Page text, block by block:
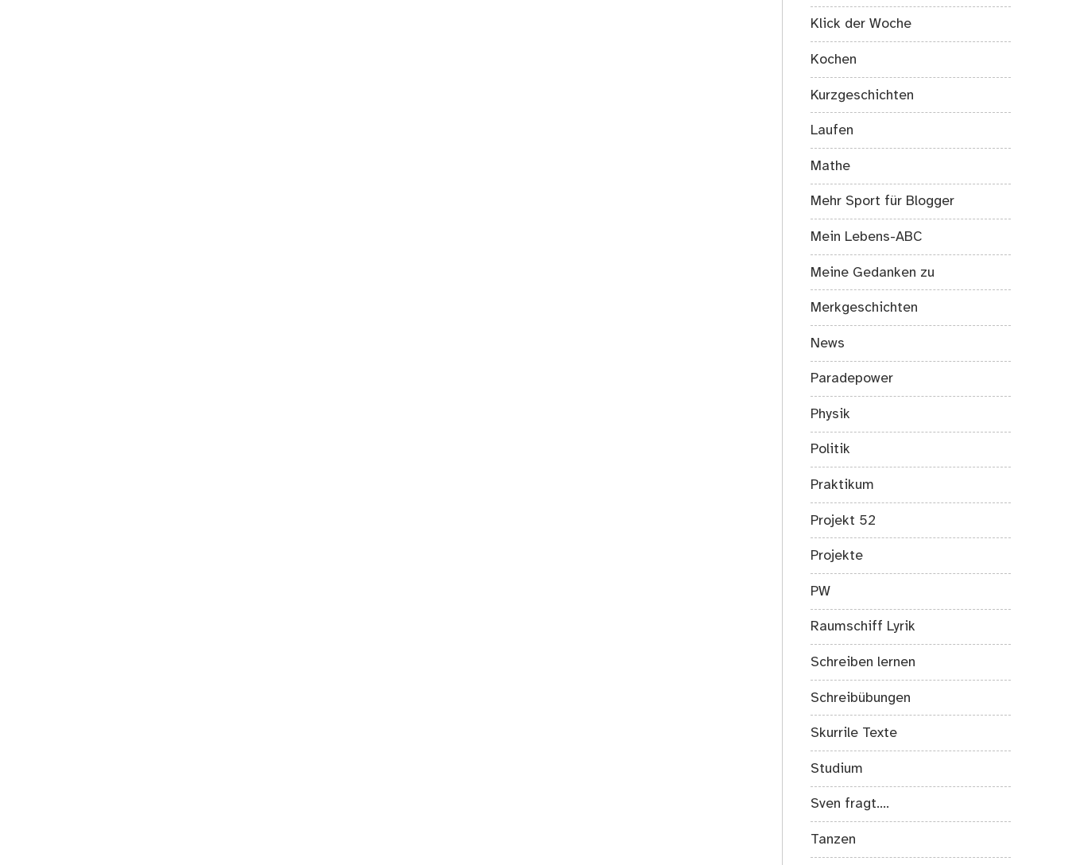
Klick der Woche
Kochen
Kurzgeschichten
Laufen
Mathe
Mehr Sport für Blogger
Mein Lebens-ABC
Meine Gedanken zu
Merkgeschichten
News
Paradepower
Physik
Politik
Praktikum
Projekt 52
Projekte
PW
Raumschiff Lyrik
Schreiben lernen
Schreibübungen
Skurrile Texte
Studium
Sven fragt….
Tanzen